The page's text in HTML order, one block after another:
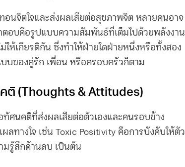
นจิตใจและส่งผลเสียต่อสุขภาพจิต หลายคนอาจ
อบคือรูปแบบความสัมพันธ์ที่เต็มไปด้วยพลังงาน
ห้เกียรติกัน ซึ่งทำให้ฝ่ายใดฝ่ายหนึ่งหรือทั้งสอง
บบของคู่รัก เพื่อน หรือครอบครัวก็ตาม
ติ (Thoughts & Attitudes)
ทัศนคติที่ส่งผลเสียต่อตัวเองและคนรอบข้าง
ทางใจ เช่น Toxic Positivity คือการบังคับให้ตัว
มรู้สึกด้านลบ เป็นต้น